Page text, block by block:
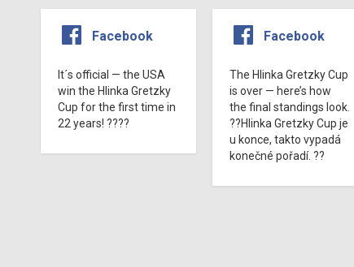
Facebook
It´s official — the USA
win the Hlinka Gretzky
Cup for the first time in
22 years! ????
Facebook
The Hlinka Gretzky Cup
is over — here’s how
the final standings look.
??Hlinka Gretzky Cup je
u konce, takto vypadá
konečné pořadí. ??